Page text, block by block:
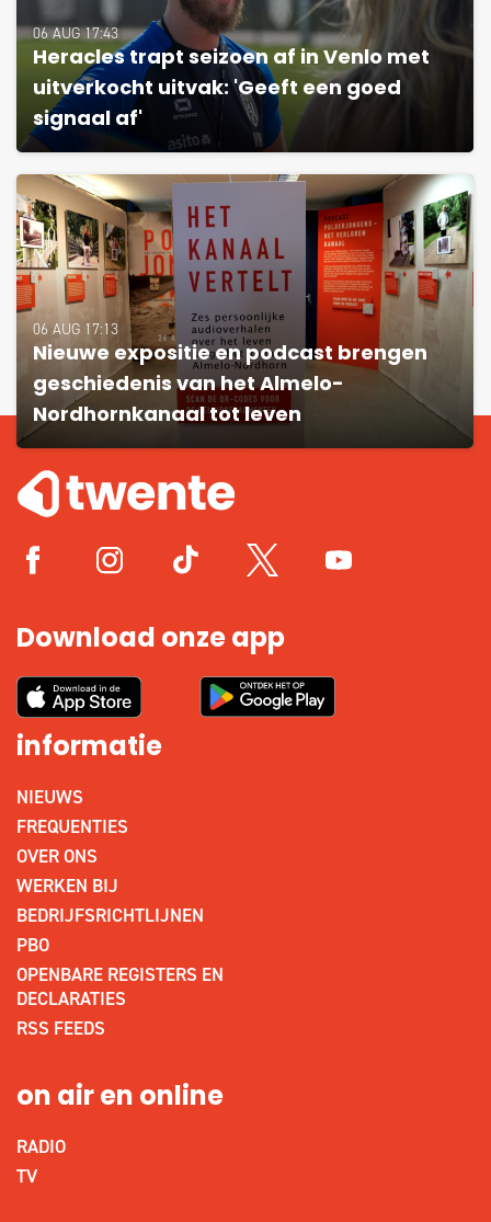
06 AUG 17:43
Heracles trapt seizoen af in Venlo met
uitverkocht uitvak: 'Geeft een goed
signaal af'
06 AUG 17:13
Nieuwe expositie en podcast brengen
geschiedenis van het Almelo-
Nordhornkanaal tot leven
Download onze app
informatie
NIEUWS
FREQUENTIES
OVER ONS
WERKEN BIJ
BEDRIJFSRICHTLIJNEN
PBO
OPENBARE REGISTERS EN
DECLARATIES
RSS FEEDS
on air en online
RADIO
TV